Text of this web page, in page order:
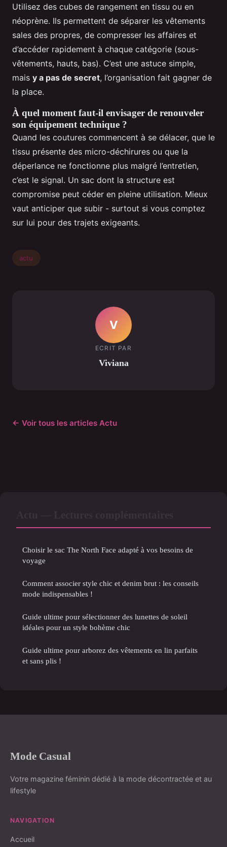
Utilisez des cubes de rangement en tissu ou en
néoprène. Ils permettent de séparer les vêtements
sales des propres, de compresser les affaires et
d’accéder rapidement à chaque catégorie (sous-
vêtements, hauts, bas). C’est une astuce simple,
mais y a pas de secret, l’organisation fait gagner de
la place.
À quel moment faut-il envisager de renouveler
son équipement technique ?
Quand les coutures commencent à se délacer, que le
tissu présente des micro-déchirures ou que la
déperlance ne fonctionne plus malgré l’entretien,
c’est le signal. Un sac dont la structure est
compromise peut céder en pleine utilisation. Mieux
vaut anticiper que subir - surtout si vous comptez
sur lui pour des trajets exigeants.
actu
V
ECRIT PAR
Viviana
← Voir tous les articles Actu
Choisir le sac The North Face adapté à vos besoins de
voyage
Comment associer style chic et denim brut : les conseils
mode indispensables !
Guide ultime pour sélectionner des lunettes de soleil
idéales pour un style bohème chic
Guide ultime pour arborez des vêtements en lin parfaits
et sans plis !
Mode Casual
Votre magazine féminin dédié à la mode décontractée et au
lifestyle
NAVIGATION
Accueil